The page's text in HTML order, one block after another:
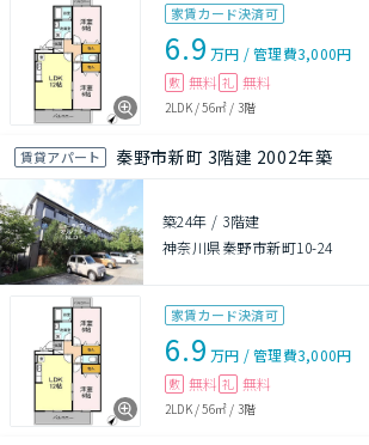
家賃カード決済可
6.9 万円 /管理費3,000円
敷 無料 礼 無料
2LDK/56㎡ / 3階
賃貸アパート 秦野市新町 3階建 2002年築
築24年 / 3階建
神奈川県秦野市新町10-24
家賃カード決済可
6.9 万円 /管理費3,000円
敷 無料 礼 無料
2LDK/56㎡ / 3階